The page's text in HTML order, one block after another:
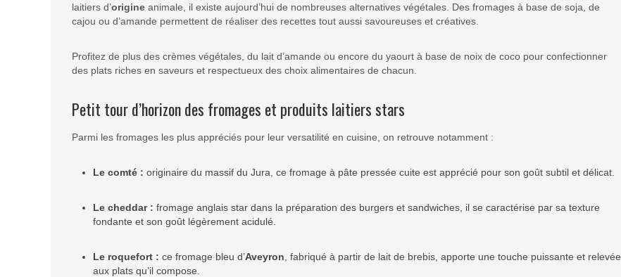
laitiers d’origine animale, il existe aujourd’hui de nombreuses alternatives végétales. Des fromages à base de soja, de
cajou ou d’amande permettent de réaliser des recettes tout aussi savoureuses et créatives.
Profitez de plus des crèmes végétales, du lait d’amande ou encore du yaourt à base de noix de coco pour confectionner
des plats riches en saveurs et respectueux des choix alimentaires de chacun.
Petit tour d’horizon des fromages et produits laitiers stars
Parmi les fromages les plus appréciés pour leur versatilité en cuisine, on retrouve notamment :
Le comté : originaire du massif du Jura, ce fromage à pâte pressée cuite est apprécié pour son goût subtil et délicat.
Le cheddar : fromage anglais star dans la préparation des burgers et sandwiches, il se caractérise par sa texture
fondante et son goût légèrement acidulé.
Le roquefort : ce fromage bleu d’Aveyron , fabriqué à partir de lait de brebis, apporte une touche puissante et relevée
aux plats qu’il compose.